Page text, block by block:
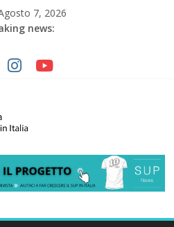
7, 2026
news:
gara per Reggio Calabria
lungomare di Gallico torna la festa
soccorso con la giornata della
solidale per lo IOR